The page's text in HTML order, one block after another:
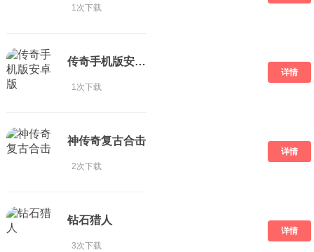
1次下载
传奇手机版安卓版
1次下载
详情
神传奇复古合击
2次下载
详情
钻石猎人
3次下载
详情